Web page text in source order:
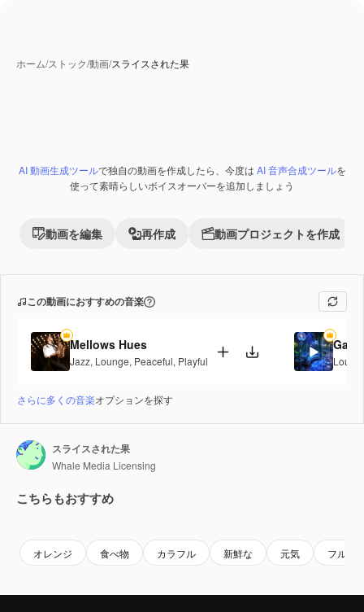
ホーム/ストック/動画/スライスされた果
PremiumAI 生成コンテンツ
AI 動画生成ツールで独自の動画を作成したら、今度は AI 音声合成ツールを
使って素晴らしいボイスオーバーを追加しましょう
動画を編集 再作成 動画プロジェクトを作成
この動画におすすめの音楽
Mellows Hues
Jazz, Lounge, Peaceful, Playful
さらに多くの音楽オプションを探す
スライスされた果
Whale Media Licensing
こちらもおすすめ
オレンジ 食べ物 カラフル 新鮮な 元気 フルー